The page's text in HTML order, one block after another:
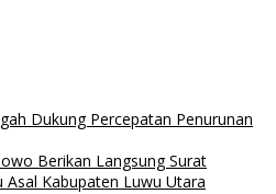
Dukung Percepatan Penurunan
Berikan Langsung Surat
Asal Kabupaten Luwu Utara